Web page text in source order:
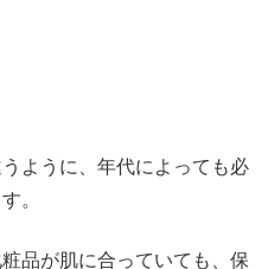
ように、年代によっても必
。
品が肌に合っていても、保